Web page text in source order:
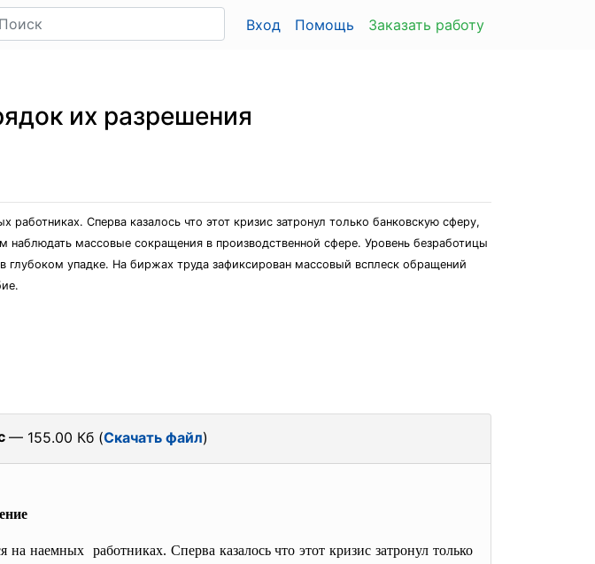
Вход Помощь Заказать работу
их разрешения
Сперва казалось что этот кризис затронул только банковскую сферу,
массовые сокращения в производственной сфере. Уровень безработицы
глубоком упадке. На биржах труда зафиксирован массовый всплеск обращений
— 155.00 Кб (Скачать файл)
наемных работниках. Сперва казалось что этот кризис затронул только